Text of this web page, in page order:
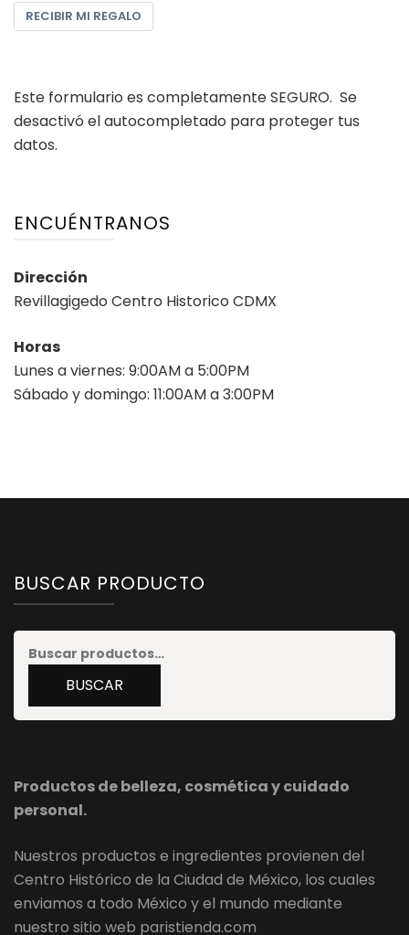
RECIBIR MI REGALO
Este formulario es completamente SEGURO. Se
desactivó el autocompletado para proteger tus
datos.
ENCUÉNTRANOS
Dirección
Revillagigedo Centro Historico CDMX
Horas
Lunes a viernes: 9:00AM a 5:00PM
Sábado y domingo: 11:00AM a 3:00PM
BUSCAR PRODUCTO
BUSCAR
Productos de belleza, cosmética y cuidado
personal.
Nuestros productos e ingredientes provienen del
Centro Histórico de la Ciudad de México, los cuales
enviamos a todo México y el mundo mediante
nuestro sitio web paristienda.com